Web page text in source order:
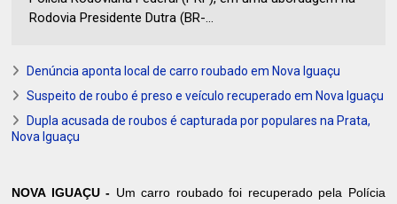
Rodovia Presidente Dutra (BR-...
Denúncia aponta local de carro roubado em Nova Iguaçu
Suspeito de roubo é preso e veículo recuperado em Nova Iguaçu
Dupla acusada de roubos é capturada por populares na Prata,
Nova Iguaçu
NOVA IGUAÇU - Um carro roubado foi recuperado pela Polícia